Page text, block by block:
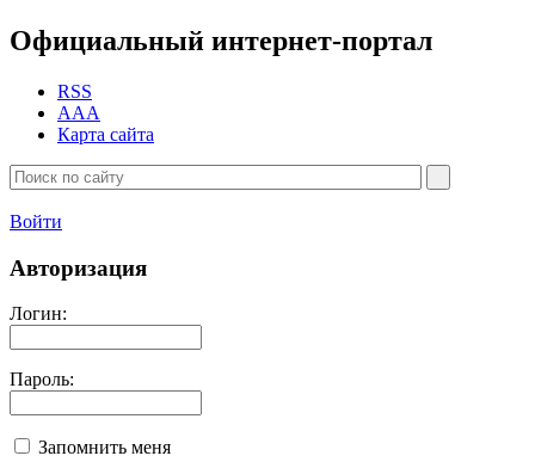
Официальный интернет-портал
RSS
AAA
Карта сайта
Войти
Авторизация
Логин:
Пароль:
Запомнить меня